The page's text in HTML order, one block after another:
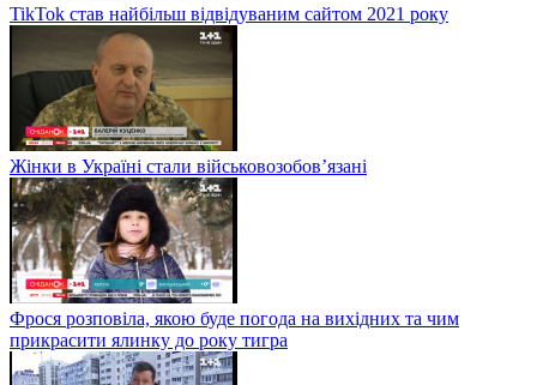
TikTok став найбільш відвідуваним сайтом 2021 року
Жінки в Україні стали військовозобов’язані
Фрося розповіла, якою буде погода на вихідних та чим
прикрасити ялинку до року тигра